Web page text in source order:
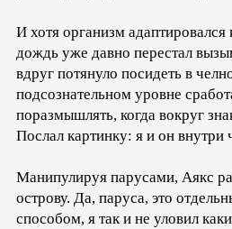
И хотя организм
дождь уже давно перестал
вдруг потянуло посидеть в
подсознательном уровне
поразмышлять, когда вокруг
Послал картинку: я и он внутри
Манипулируя парусами, Аякс
острову. Да, паруса, это
способом, я так и не уловил